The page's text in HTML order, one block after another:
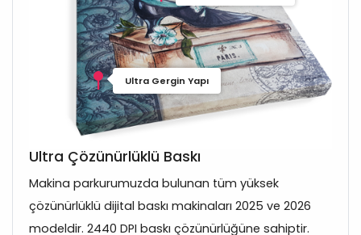
Ultra Gergin Yapı
Ultra Çözünürlüklü Baskı
Makina parkurumuzda bulunan tüm yüksek
çözünürlüklü dijital baskı makinaları 2025 ve 2026
modeldir. 2440 DPI baskı çözünürlüğüne sahiptir.